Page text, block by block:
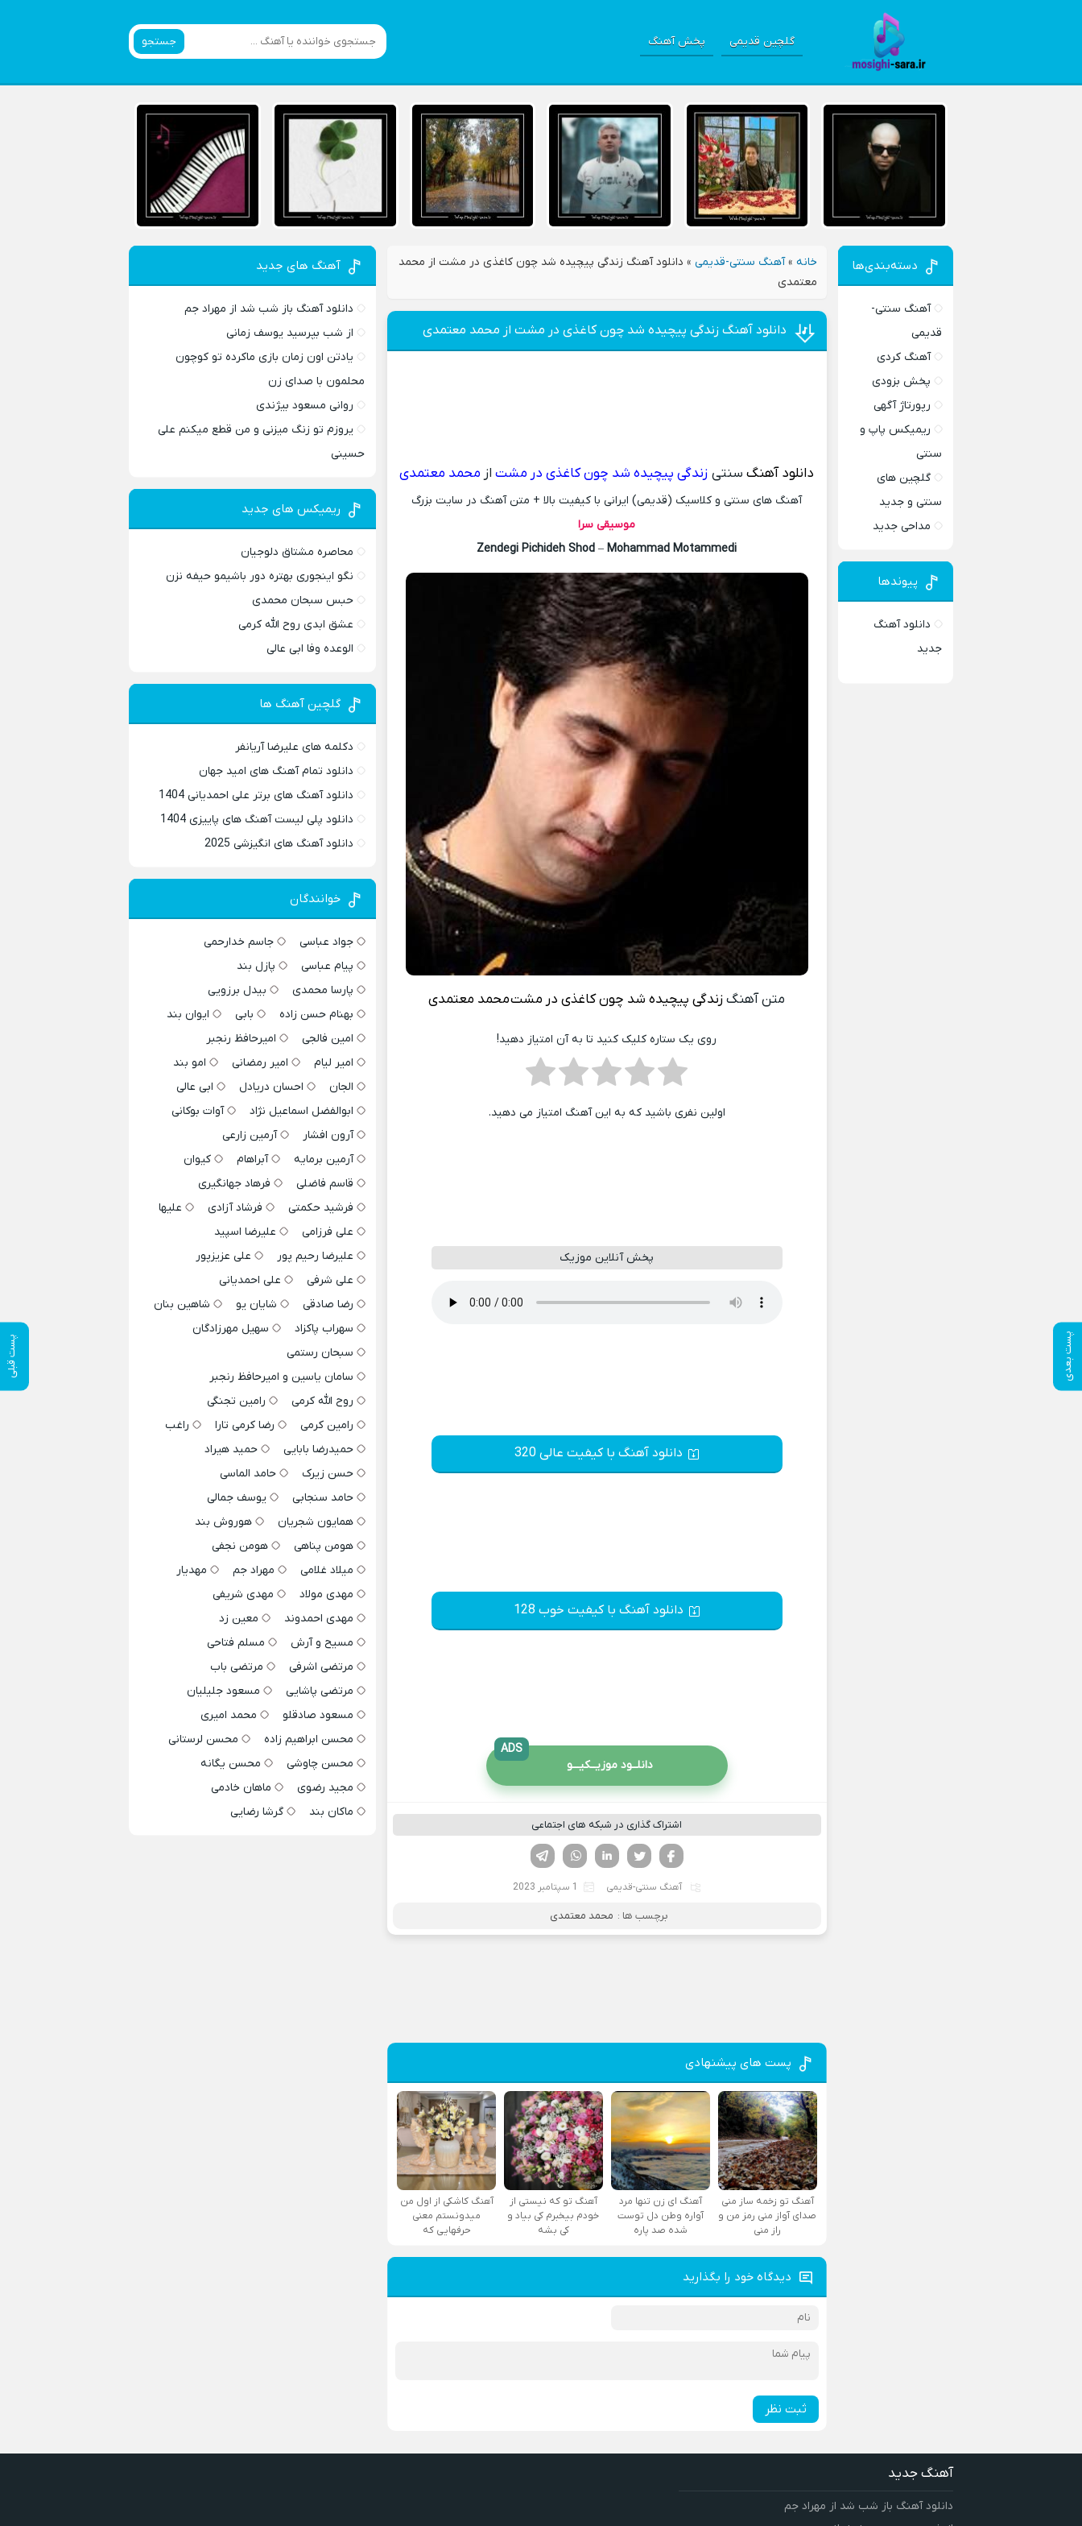
گلچین قدیمی پخش آهنگ جستجو
خانه »آهنگ سنتی-قدیمی » دانلود آهنگ زندگی پیچیده شد چون کاغذی در مشت از محمد
معتمدی
پست بعدی پست قبلی
دانلود آهنگ زندگی پیچیده شد چون کاغذی در مشت از محمد معتمدی
دانلود آهنگسنتی زندگی پیچیده شد چون کاغذی در مشت از محمد معتمدی
آهنگ های سنتی و کلاسیک (قدیمی) ایرانی با کیفیت بالا + متن آهنگ در سایت بزرگ
موسیقی سرا
Zendegi Pichideh Shod –Mohammad Motammedi
متن آهنگ زندگی پیچیده شد چون کاغذی در مشتمحمد معتمدی
روی یک ستاره کلیک کنید تا به آن امتیاز دهید!
اولین نفری باشید که به این آهنگ امتیاز می دهید.
پخش آنلاین موزیک
دانلود آهنگ با کیفیت عالی 320
دانلود آهنگ با کیفیت خوب 128
دانلــود موزیــکیـــو
ADS
اشتراک گذاری در شبکه های اجتماعی
لینکدین تویتر
فیسوک
آهنگ سنتی-قدیمی 1 سپتامبر 2023
برچسب ها : محمد معتمدی
پست های پیشنهادی
آهنگ تو زخمه ساز منی
صدای آواز منی رمز من و
راز منی
آهنگ ای زن تنها مرد
آواره وطن دل توست
شده صد پاره
آهنگ تو که نیستی از
خودم بیخبرم کی بیاد و
کی بشه
آهنگ کاشکی از اول من
میدونستم معنی
حرفهایی که
دیدگاه خود را بگذارید
ثبت نظر
دسته‌بندی‌ها
آهنگ سنتی-
قدیمی
آهنگ کردی
پخش بزودی
رپورتاژ آگهی
ریمیکس پاپ و
سنتی
گلچین های
سنتی و جدید
مداحی جدید
پیوندها
دانلود آهنگ
جدید
آهنگ های جدید
دانلود آهنگ باز شب شد از مهراد جم
از شب بپرسید یوسف زمانی
یادتن اون زمان بازی ماکرده تو کوچون
محلمون با صدای زن
روانی مسعود بیژندی
یروزم تو زنگ میزنی و من قطع میکنم علی
حسینی
ریمیکس های جدید
محاصره مشتاق دلوجیان
نگو اینجوری بهتره دور باشیمو حیفه نزن
حبس سبحان محمدی
عشق ابدی روح الله کرمی
الوعده وفا ابی عالی
گلچین آهنگ ها
دکلمه های علیرضا آریانفر
دانلود تمام آهنگ های امید جهان
دانلود آهنگ های برتر علی احمدیانی 1404
دانلود پلی لیست آهنگ های پاییزی 1404
دانلود آهنگ های انگیزشی 2025
خوانندگان
جواد عباسی
جاسم خدارحمی
پیام عباسی
پازل بند
پارسا محمدی
بیدل برزویی
بهنام حسن زاده
بابی
ایوان بند
امین فالجی
امیرحافظ رنجبر
امیر لیام
امیر رمضانی
امو بند
الجان
احسان دریادل
ابی عالی
ابوالفضل اسماعیل نژاد
آوات بوکانی
آرون افشار
آرمین زارعی
آرمین برمایه
آبراهام
کیوان
قاسم فاضلی
فرهاد جهانگیری
فرشید حکمتی
فرشاد آزادی
علیها
علی فرزامی
علیرضا اسپید
علیرضا رحیم پور
علی عزیزپور
علی شرفی
علی احمدیانی
رضا صادقی
شایان یو
شاهین بنان
سهراب پاکزاد
سهیل مهرزادگان
سبحان رستمی
سامان یاسین و امیرحافظ رنجبر
روح الله کرمی
رامین تجنگی
رامین کرمی
رضا کرمی تارا
راغب
حمیدرضا بابایی
حمید هیراد
حسن زیرک
حامد الماسی
حامد سنجابی
یوسف جمالی
همایون شجریان
هوروش بند
هومن پناهی
هومن نجفی
میلاد غلامی
مهراد جم
مهدیار
مهدی مولاد
مهدی شریفی
مهدی احمدوند
معین زد
مسیح و آرش
مسلم فتاحی
مرتضی اشرفی
مرتضی باب
مرتضی پاشایی
مسعود جلیلیان
مسعود صادقلو
محمد امیری
محسن ابراهیم زاده
محسن لرستانی
محسن چاوشی
محسن یگانه
مجید رضوی
ماهان خادمی
ماکان بند
گرشا رضایی
آهنگ جدید
دانلود آهنگ باز شب شد از مهراد جم